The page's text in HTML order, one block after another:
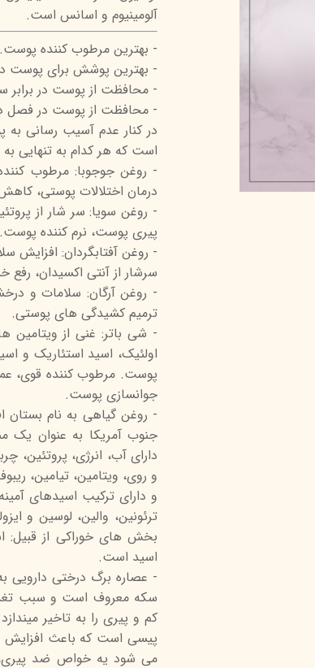
میکاپ رز
شال کوین
اوک
سون کوئین
آلومینیوم و اسانس است.
- بهترین مرطوب کننده پوست.
- بهترین پوشش برای پوست
- محافظت از پوست در
- محافظت از پوست در فصل
در کنار عدم آسیب رسانی
است که هر کدام به تنهایی
- روغن جوجوبا: مرطوب
درمان اختلالات پوستی،
- روغن سویا: سر شار از
پیری پوست، نرم کننده پوست.
- روغن آفتابگردان: افزایش
سرشار از آنتی اکسیدان،
- روغن آرگان: سلامات و
ترمیم کشیدگی های پوستی.
اولئیک، اسید استئاریک و
پوست. مرطوب کننده قوی،
جوانسازی پوست.
- روغن گیاهی به نام بستان
جنوب آمریکا به عنوان یک
دارای آب، انرژی، پروتئین،
و دارای ترکیب اسیدهای
ترئونین، والين، لوسین و
بخش های خوراکی از قبیل:
اسید است.
- عصاره برگ درختی دارویی
سکه معروف است و سبب
کم و پیری را به تاخیر
پیسی است که باعث افزایش
می شود یه خواص ضد پیری،